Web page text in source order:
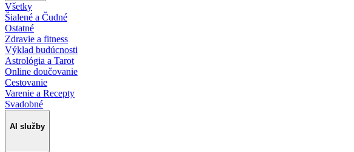
Všetky
Šialené a Čudné
Ostatné
Zdravie a fitness
Výklad budúcnosti
Astrológia a Tarot
Online doučovanie
Cestovanie
Varenie a Recepty
Svadobné
AI služby